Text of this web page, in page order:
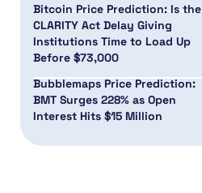
Bitcoin Price Prediction: Is the
CLARITY Act Delay Giving
Institutions Time to Load Up
Before $73,000
Bubblemaps Price Prediction:
BMT Surges 228% as Open
Interest Hits $15 Million